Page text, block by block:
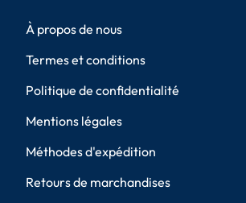
À propos de nous
Termes et conditions
Politique de confidentialité
Mentions légales
Méthodes d'expédition
Retours de marchandises